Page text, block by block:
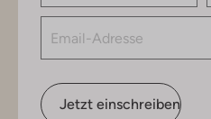
Jetzt einschreiben